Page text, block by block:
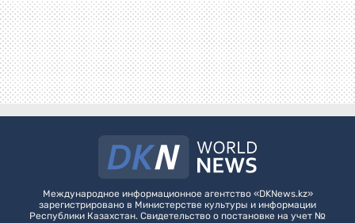
Международное информационное агентство «DKNews.kz»
зарегистрировано в Министерстве культуры и информации
Республики Казахстан. Свидетельство о постановке на учет №